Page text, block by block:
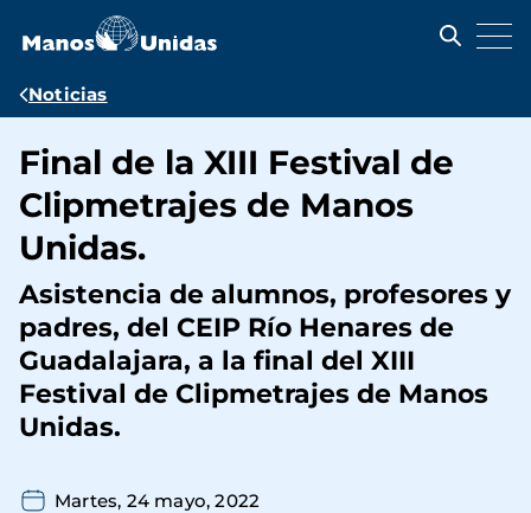
contenido
Ruta
navegación
Noticias
Final de la XIII Festival de
Clipmetrajes de Manos
Unidas.
Asistencia de alumnos, profesores y
padres, del CEIP Río Henares de
Guadalajara, a la final del XIII
Festival de Clipmetrajes de Manos
Unidas.
Martes, 24 mayo, 2022